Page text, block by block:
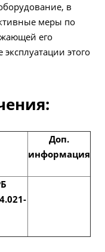
в
меры по
его
этого
Доп.
информация